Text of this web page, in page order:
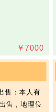
￥ 7000
售：本人有
售，地理位